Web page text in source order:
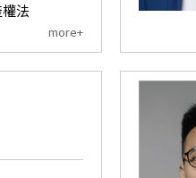
法
more+